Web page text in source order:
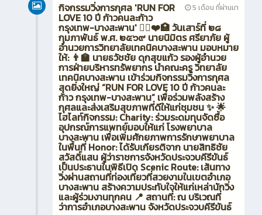
5 เดือน ที่ผ่านมา
กิจกรรมวิ่งการกุศล 'RUN FOR
LOVE 10 ปี ก้าวคนละก้าว
กรุงเทพ-บางสะพาน' 🏃‍♂️❤️🏥 วันเสาร์ที่ ๒๘
กุมภาพันธ์ พ.ศ. ๒๕๖๙ นายนิมิตร ศรียาภัย ผู้
อำนวยการวิทยาลัยเทคนิคบางสะพาน มอบหมาย
ให้: 👨‍🏫 นายธวัชชัย ดุกสุขแก้ว รองผู้อำนวย
การฝ่ายบริหารทรัพยากร นำคณะครู วิทยาลัย
เทคนิคบางสะพาน เข้าร่วมกิจกรรมวิ่งการกุศล
สุดยิ่งใหญ่ “RUN FOR LOVE 10 ปี ก้าวคนละ
ก้าว กรุงเทพ-บางสะพาน” เพื่อร่วมพลังสร้าง
กุศลและส่งเสริมสุขภาพที่ดีให้แก่ชุมชน ✨ 🌟
ไฮไลท์กิจกรรม: Charity: ร่วมระดมทุนจัดซื้อ
อุปกรณ์การแพทย์มอบให้แก่ โรงพยาบาล
บางสะพาน เพื่อเพิ่มศักยภาพการรักษาพยาบาล
ในพื้นที่ Honor: ได้รับเกียรติจาก นายสิทธิชัย
สวัสดิ์แสน ผู้ว่าราชการจังหวัดประจวบคีรีขันธ์
เป็นประธานในพิธีเปิด Scenic Route: เส้นทาง
วิ่งผ่านสถานที่ท่องเที่ยวที่สวยงามในเขตอำเภอ
บางสะพาน สร้างความประทับใจให้แก่เหล่านักวิ่ง
และผู้ร่วมงานทุกคน 📍 สถานที่: ณ บริเวณที่
ว่าการอำเภอบางสะพาน จังหวัดประจวบคีรีขันธ์